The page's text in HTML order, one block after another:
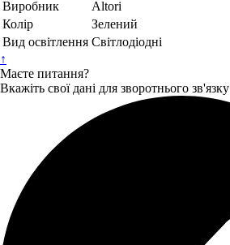
Виробник
Altori
Колір
Зелений
Вид освітлення Світлодіодні
↑
Маєте питання?
Вкажіть свої дані для зворотнього зв'язку